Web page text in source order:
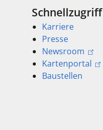
Schnellzugriff
Karriere
Presse
Newsroom
Kartenportal
Baustellen